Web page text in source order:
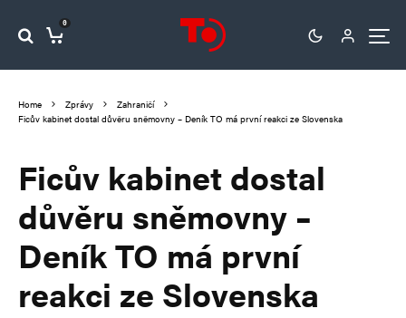
0
Home Zprávy
Zahraničí
Ficův kabinet dostal důvěru sněmovny – Deník TO má první reakci ze Slovenska
Ficův kabinet dostal
důvěru sněmovny –
Deník TO má první
reakci ze Slovenska